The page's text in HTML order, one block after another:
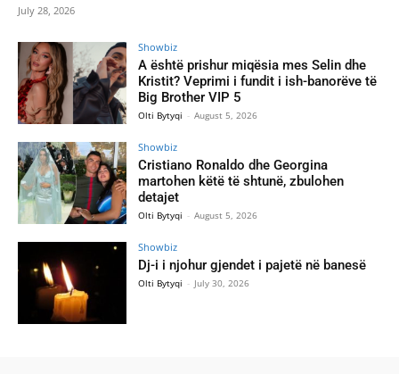
July 28, 2026
Showbiz
A është prishur miqësia mes Selin dhe
Kristit? Veprimi i fundit i ish-banorëve të
Big Brother VIP 5
Olti Bytyqi - August 5, 2026
Showbiz
Cristiano Ronaldo dhe Georgina
martohen këtë të shtunë, zbulohen
detajet
Olti Bytyqi - August 5, 2026
Showbiz
Dj-i i njohur gjendet i pajetë në banesë
Olti Bytyqi - July 30, 2026